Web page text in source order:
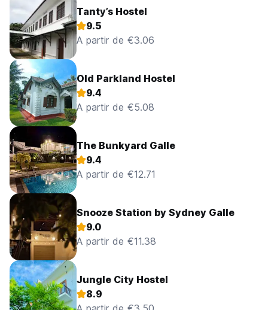
Tanty’s Hostel
9.5
A partir de €3.06
Old Parkland Hostel
9.4
A partir de €5.08
The Bunkyard Galle
9.4
A partir de €12.71
Snooze Station by Sydney Galle
9.0
A partir de €11.38
Jungle City Hostel
8.9